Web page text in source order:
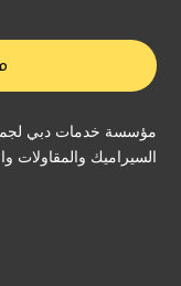
مؤسسة خدمات دبي لجميع
السيراميك والمقاولات